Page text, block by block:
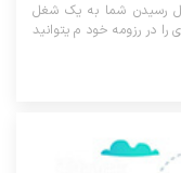
پل رسیدن شما به یک شغل
را در رزومه خود م یتوانید